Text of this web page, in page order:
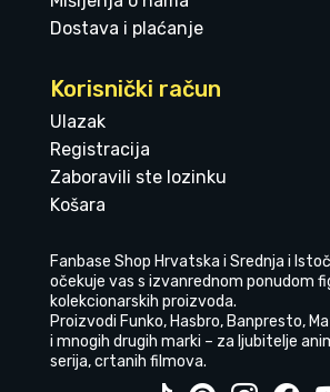
Dostava i plaćanje
Korisnički račun
Ulazak
Registracija
Zaboravili ste lozinku
Košara
Fanbase Shop Hrvatska i Srednja i
očekuje vas s izvanrednom ponudom
kolekcionarskih proizvoda.
Proizvodi Funko, Hasbro, Banpresto,
i mnogih drugih marki – za ljubitelje
serija, crtanih filmova.